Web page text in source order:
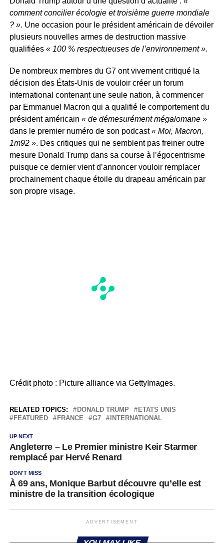
comment concilier écologie et troisième guerre mondiale
? ». Une occasion pour le président américain de dévoiler
plusieurs nouvelles armes de destruction massive
qualifiées « 100 % respectueuses de l’environnement ».
De nombreux membres du G7 ont vivement critiqué la
décision des États-Unis de vouloir créer un forum
international contenant une seule nation, à commencer
par Emmanuel Macron qui a qualifié le comportement du
président américain « de démesurément mégalomane »
dans le premier numéro de son podcast« Moi, Macron,
1m92 ». Des critiques qui ne semblent pas freiner outre
mesure Donald Trump dans sa course à l’égocentrisme
puisque ce dernier vient d’annoncer vouloir remplacer
prochainement chaque étoile du drapeau américain par
son propre visage.
Crédit photo : Picture alliance via GettyImages.
RELATED TOPICS: DONALD TRUMP
ETATS UNIS
FEATURED
FRANCE G7 INTERNATIONAL
UP NEXT
Angleterre – Le Premier ministre Keir Starmer
remplacé par Hervé Renard
DON'T MISS
À 69 ans, Monique Barbut découvre qu’elle est
ministre de la transition écologique
ADVERTISEMENT